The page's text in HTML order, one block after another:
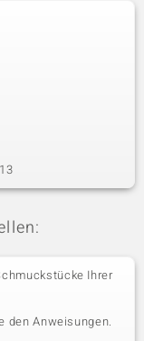
Ihrer
den Anweisungen.